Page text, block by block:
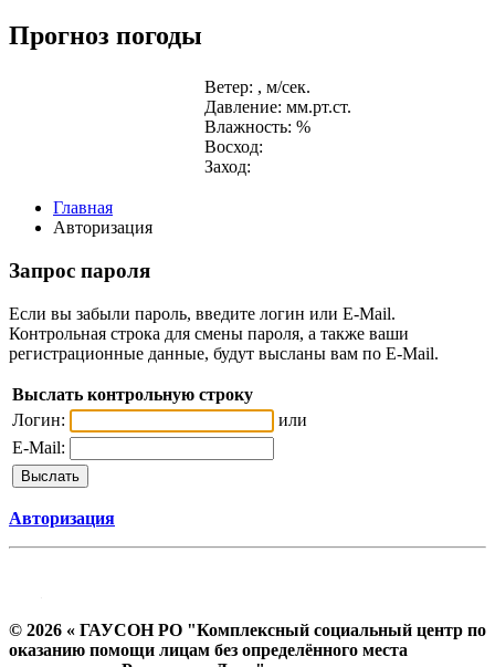
Прогноз погоды
Ветер: , м/сек.
Давление: мм.рт.ст.
Влажность: %
Восход:
Заход:
Главная
Авторизация
Запрос пароля
Если вы забыли пароль, введите логин или E-Mail.
Контрольная строка для смены пароля, а также ваши
регистрационные данные, будут высланы вам по E-Mail.
Выслать контрольную строку
Логин:
или
E-Mail:
Авторизация
© 2026 « ГАУСОН РО "Комплексный социальный центр по
оказанию помощи лицам без определённого места